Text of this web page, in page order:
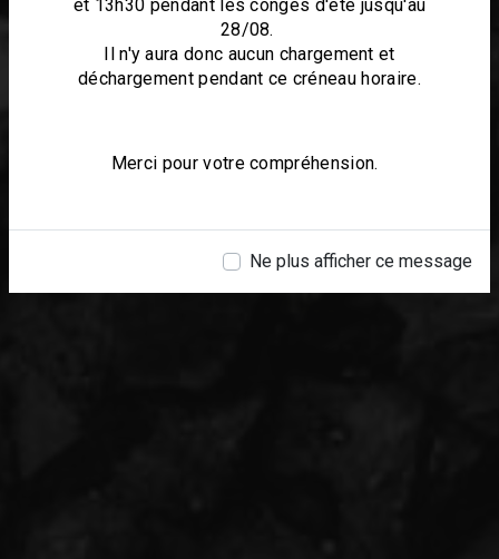
et 13h30 pendant les congés d'été jusqu'au
28/08.
Il n'y aura donc aucun chargement et
déchargement pendant ce créneau horaire.
Merci pour votre compréhension.
Ne plus afficher ce message